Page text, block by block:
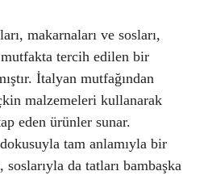
makarnaları ve sosları,
tercih edilen bir
İtalyan mutfağından
malzemeleri kullanarak
eden ürünler sunar.
tam anlamıyla bir
da tatları bambaşka